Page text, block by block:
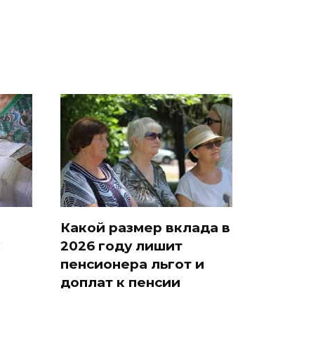
Какой размер вклада в
2026 году лишит
пенсионера льгот и
доплат к пенсии